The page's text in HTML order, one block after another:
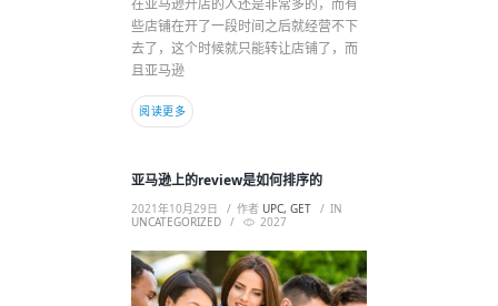
在亚马逊开店的人还是非常多的，而有
些店铺在开了一段时间之后就经营不下
去了，这个时候就只能转让店铺了，而
且亚马逊
阅读更多
亚马逊上的review是如何排序的
2021年10月29日 作者 UPC, GET
IN
UNCATEGORIZED
2027